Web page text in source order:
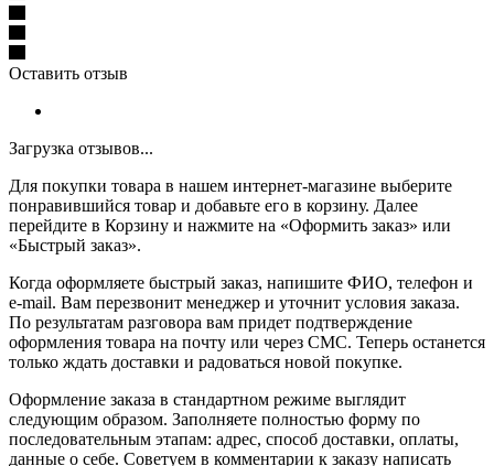
Оставить отзыв
Загрузка отзывов...
Для покупки товара в нашем интернет-магазине выберите
понравившийся товар и добавьте его в корзину. Далее
перейдите в Корзину и нажмите на «Оформить заказ» или
«Быстрый заказ».
Когда оформляете быстрый заказ, напишите ФИО, телефон и
e-mail. Вам перезвонит менеджер и уточнит условия заказа.
По результатам разговора вам придет подтверждение
оформления товара на почту или через СМС. Теперь останется
только ждать доставки и радоваться новой покупке.
Оформление заказа в стандартном режиме выглядит
следующим образом. Заполняете полностью форму по
последовательным этапам: адрес, способ доставки, оплаты,
данные о себе. Советуем в комментарии к заказу написать